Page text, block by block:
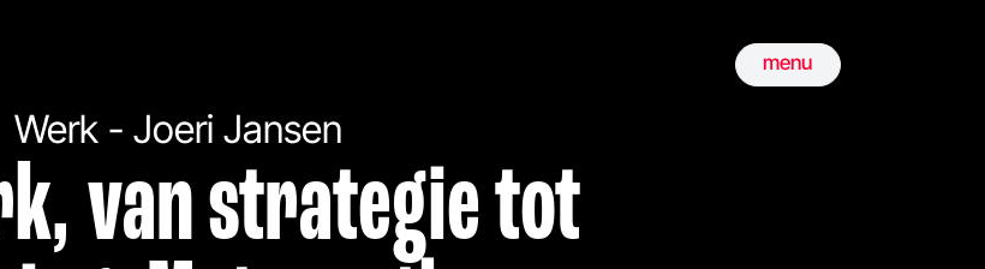
Werk - Joeri Jansen
van strategie tot
menu